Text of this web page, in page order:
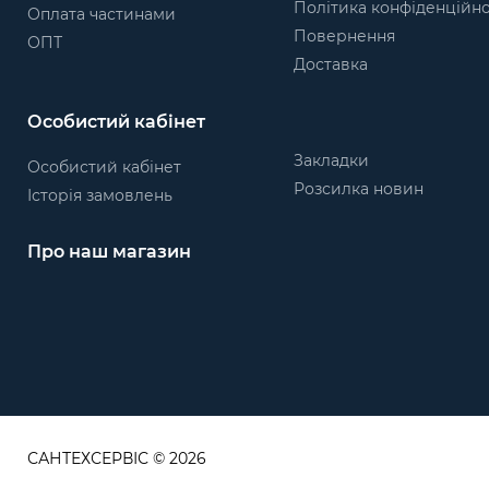
Оплата частинами
ОПТ
Політика
Повернення
Доставка
Особистий кабінет
Особистий кабінет
Історія замовлень
Закладки
Розсилка новин
Про наш магазин
САНТЕХСЕРВІС © 2026